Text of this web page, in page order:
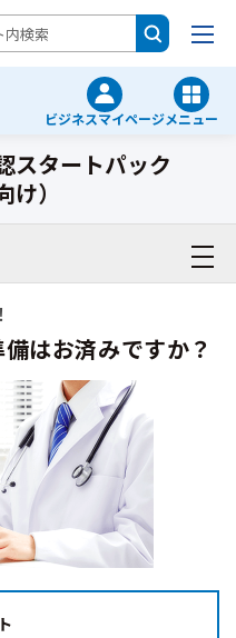
ビジネスマイページメニュー
スタートパック
け）
はお済みですか？